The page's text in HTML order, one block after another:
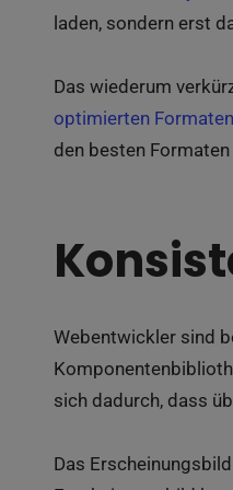
laden, sondern erst
Das wiederum
optimierten
den besten
Webentwickler sind
sich dadurch, dass
Das